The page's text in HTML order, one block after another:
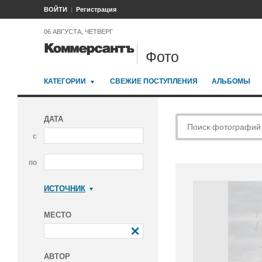
ВОЙТИ Регистрация
06 АВГУСТА, ЧЕТВЕРГ
Фото
КАТЕГОРИИ СВЕЖИЕ ПОСТУПЛЕНИЯ АЛЬБОМЫ
ДАТА
с
по
ИСТОЧНИК
МЕСТО
АВТОР